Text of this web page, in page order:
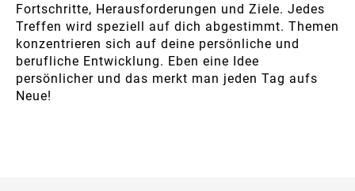
Fortschritte, Herausforderungen und Ziele. Jedes
Treffen wird speziell auf dich abgestimmt. Themen
konzentrieren sich auf deine persönliche und
berufliche Entwicklung. Eben eine Idee
persönlicher und das merkt man jeden Tag aufs
Neue!